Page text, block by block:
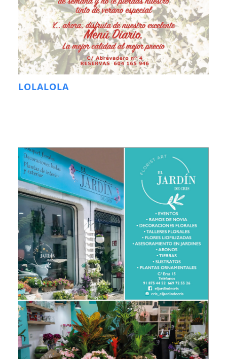
LOLALOLA